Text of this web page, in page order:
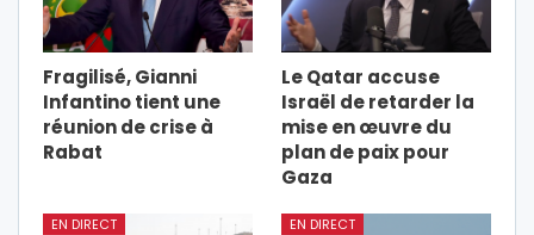
Fragilisé, Gianni
Infantino tient une
réunion de crise à
Rabat
Le Qatar accuse
Israël de retarder la
mise en œuvre du
plan de paix pour
Gaza
EN DIRECT EN DIRECT